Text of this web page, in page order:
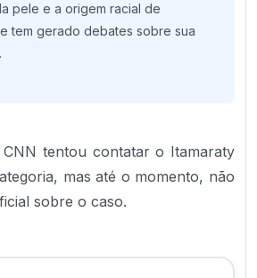
pele e a origem racial de
tem gerado debates sobre sua
tentou contatar o Itamaraty
mas até o momento, não
sobre o caso.